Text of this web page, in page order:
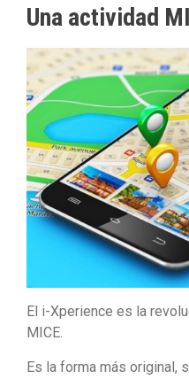
Una actividad
El i-Xperience es la
MICE.
Es la forma más original,